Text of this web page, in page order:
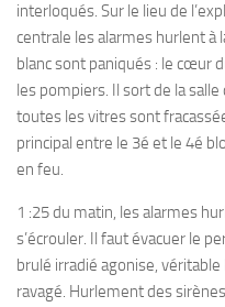
interloqués. Sur le lieu de
centrale les alarmes hurlent à
blanc sont paniqués : le cœur
les pompiers. Il sort de la
toutes les vitres sont
principal entre le 3é et le 4é
en feu.
1 :25 du matin, les alarmes
s’écrouler. Il faut évacuer le
brulé irradié agonise,
ravagé. Hurlement des